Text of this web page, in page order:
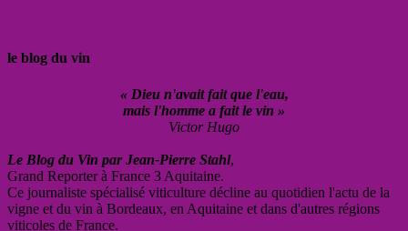
le blog du vin
« Dieu n'avait fait que l'eau,
mais l'homme a fait le vin »
Victor Hugo
Le Blog du Vin par Jean-Pierre Stahl,
Grand Reporter à France 3 Aquitaine.
Ce journaliste spécialisé viticulture décline au quotidien l'actu de la
vigne et du vin à Bordeaux, en Aquitaine et dans d'autres régions
viticoles de France.